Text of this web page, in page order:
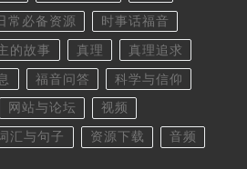
常必备资源 时事话福音
的故事 真理 真理追求
福音问答 科学与信仰
网站与论坛 视频
汇与句子 资源下载 音频